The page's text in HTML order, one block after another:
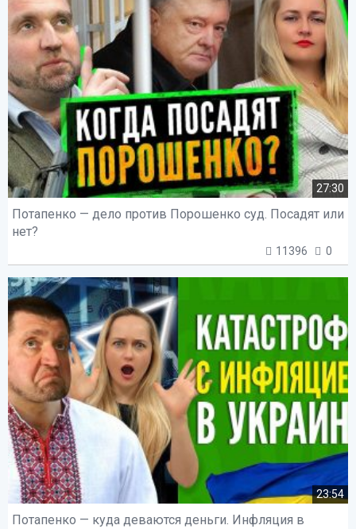
27:30
Потапенко — дело против Порошенко суд. Посадят или
нет?
11396 0
23:54
Потапенко — куда деваются деньги. Инфляция в